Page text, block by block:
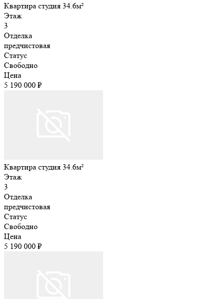
Квартира студия 34.6м²
Этаж
3
Отделка
предчистовая
Статус
Свободно
Цена
5 190 000 ₽
Квартира студия 34.6м²
Этаж
3
Отделка
предчистовая
Статус
Свободно
Цена
5 190 000 ₽